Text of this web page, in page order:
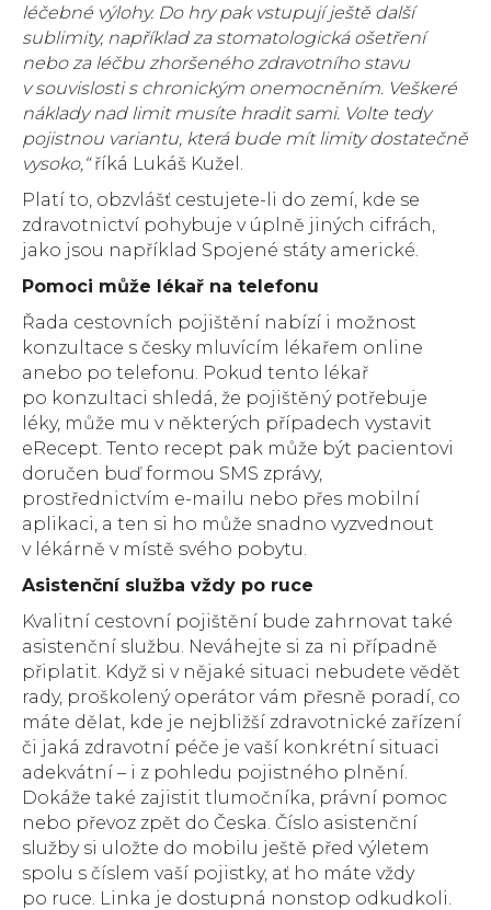
léčebné výlohy. Do hry pak vstupují ještě další
sublimity, například za stomatologická ošetření
nebo za léčbu zhoršeného zdravotního stavu
v souvislosti s chronickým onemocněním. Veškeré
náklady nad limit musíte hradit sami. Volte tedy
pojistnou variantu, která bude mít limity dostatečně
vysoko,“říká Lukáš Kužel.
Platí to, obzvlášť cestujete-li do zemí, kde se
zdravotnictví pohybuje v úplně jiných cifrách,
jako jsou například Spojené státy americké.
Pomoci může lékař na telefonu
Řada cestovních pojištění nabízí i možnost
konzultace s česky mluvícím lékařem online
anebo po telefonu. Pokud tento lékař
po konzultaci shledá, že pojištěný potřebuje
léky, může mu v některých případech vystavit
eRecept. Tento recept pak může být pacientovi
doručen buď formou SMS zprávy,
prostřednictvím e-mailu nebo přes mobilní
aplikaci, a ten si ho může snadno vyzvednout
v lékárně v místě svého pobytu.
Asistenční služba vždy po ruce
Kvalitní cestovní pojištění bude zahrnovat také
asistenční službu. Neváhejte si za ni případně
připlatit. Když si v nějaké situaci nebudete vědět
rady, proškolený operátor vám přesně poradí, co
máte dělat, kde je nejbližší zdravotnické zařízení
či jaká zdravotní péče je vaší konkrétní situaci
adekvátní – i z pohledu pojistného plnění.
Dokáže také zajistit tlumočníka, právní pomoc
nebo převoz zpět do Česka. Číslo asistenční
služby si uložte do mobilu ještě před výletem
spolu s číslem vaší pojistky, ať ho máte vždy
po ruce. Linka je dostupná nonstop odkudkoli.